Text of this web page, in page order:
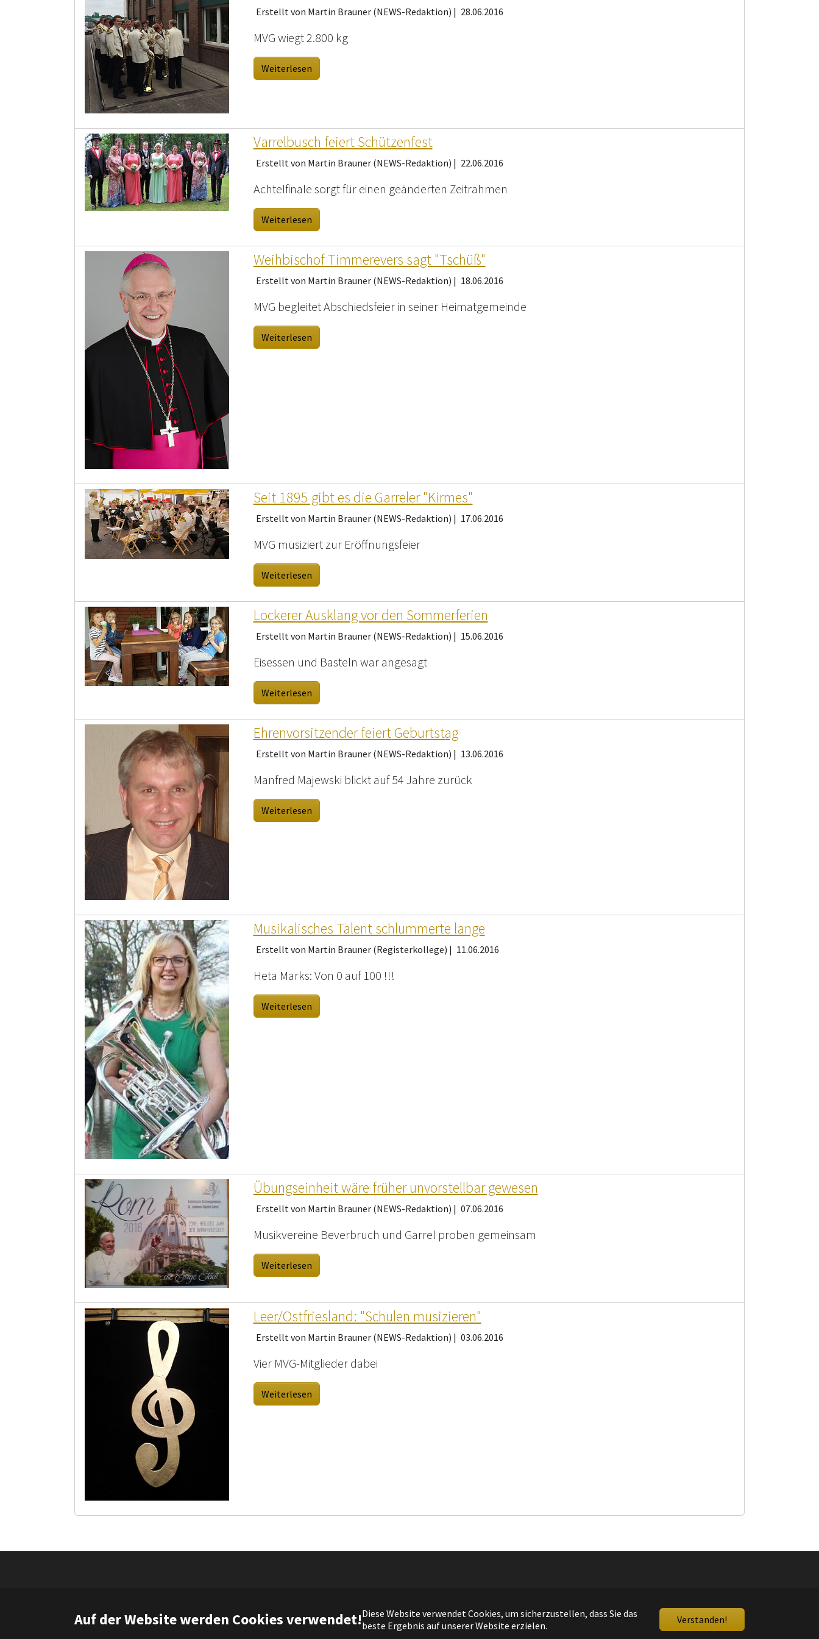
Auf der Website werden Cookies verwendet!Diese Website verwendet Cookies, um sicherzustellen, dass Sie das
beste Ergebnis auf unserer Website erzielen.
Verstanden!
Erstellt von Martin Brauner (NEWS-Redaktion) | 28.06.2016
MVG wiegt 2.800 kg
Weiterlesen
Varrelbusch feiert Schützenfest
Erstellt von Martin Brauner (NEWS-Redaktion) | 22.06.2016
Achtelfinale sorgt für einen geänderten Zeitrahmen
Weiterlesen
Weihbischof Timmerevers sagt "Tschüß"
Erstellt von Martin Brauner (NEWS-Redaktion) | 18.06.2016
MVG begleitet Abschiedsfeier in seiner Heimatgemeinde
Weiterlesen
Seit 1895 gibt es die Garreler "Kirmes"
Erstellt von Martin Brauner (NEWS-Redaktion) | 17.06.2016
MVG musiziert zur Eröffnungsfeier
Weiterlesen
Lockerer Ausklang vor den Sommerferien
Erstellt von Martin Brauner (NEWS-Redaktion) | 15.06.2016
Eisessen und Basteln war angesagt
Weiterlesen
Ehrenvorsitzender feiert Geburtstag
Erstellt von Martin Brauner (NEWS-Redaktion) | 13.06.2016
Manfred Majewski blickt auf 54 Jahre zurück
Weiterlesen
Musikalisches Talent schlummerte lange
Erstellt von Martin Brauner (Registerkollege) | 11.06.2016
Heta Marks: Von 0 auf 100 !!!
Weiterlesen
Übungseinheit wäre früher unvorstellbar gewesen
Erstellt von Martin Brauner (NEWS-Redaktion) | 07.06.2016
Musikvereine Beverbruch und Garrel proben gemeinsam
Weiterlesen
Leer/Ostfriesland: "Schulen musizieren"
Erstellt von Martin Brauner (NEWS-Redaktion) | 03.06.2016
Vier MVG-Mitglieder dabei
Weiterlesen
Copyright @ Musikverein Garrel von 1920 e.V. | Impressum Datenschutz